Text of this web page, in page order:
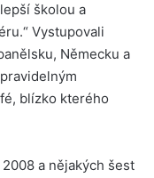
školou a
Vystupovali
Německu a
blízko kterého
a nějakých šest